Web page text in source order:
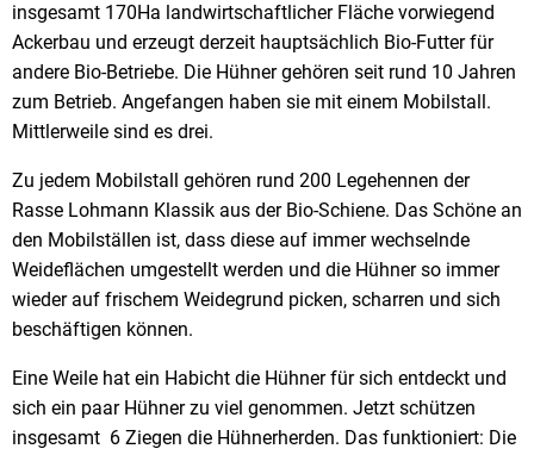
insgesamt 170Ha landwirtschaftlicher Fläche vorwiegend
Ackerbau und erzeugt derzeit hauptsächlich Bio-Futter für
andere Bio-Betriebe. Die Hühner gehören seit rund 10 Jahren
zum Betrieb. Angefangen haben sie mit einem Mobilstall.
Mittlerweile sind es drei.
Zu jedem Mobilstall gehören rund 200 Legehennen der
Rasse Lohmann Klassik aus der Bio-Schiene. Das Schöne an
den Mobilställen ist, dass diese auf immer wechselnde
Weideflächen umgestellt werden und die Hühner so immer
wieder auf frischem Weidegrund picken, scharren und sich
beschäftigen können.
Eine Weile hat ein Habicht die Hühner für sich entdeckt und
sich ein paar Hühner zu viel genommen. Jetzt schützen
insgesamt 6 Ziegen die Hühnerherden. Das funktioniert: Die